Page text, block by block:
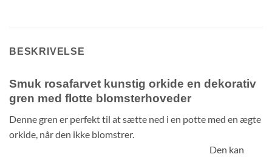
BESKRIVELSE
Smuk rosafarvet kunstig orkide en dekorativ
gren med flotte blomsterhoveder
Denne gren er perfekt til at sætte ned i en potte med en ægte
orkide, når den ikke blomstrer.
Den kan